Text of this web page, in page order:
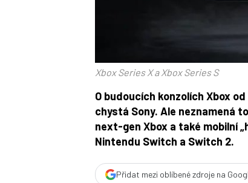
Xbox Series X a Xbox Series S
O budoucích konzolích Xbox
chystá Sony. Ale neznamená
next-gen Xbox a také mobilní
Nintendu Switch a Switch 2.
Přidat mezi oblíbené zdroje na